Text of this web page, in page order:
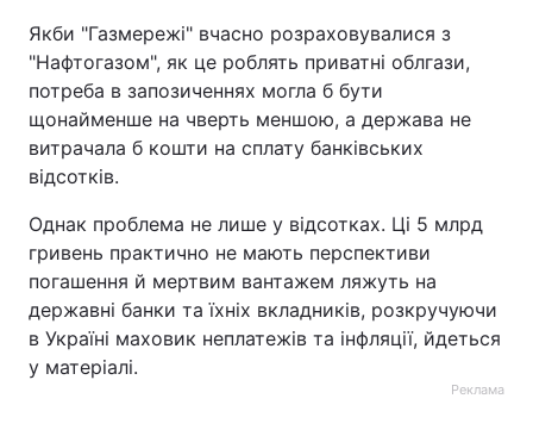
Якби "Газмережі" вчасно розраховувалися з
"Нафтогазом", як це роблять приватні облгази,
потреба в запозиченнях могла б бути
щонайменше на чверть меншою, а держава не
витрачала б кошти на сплату банківських
відсотків.
Однак проблема не лише у відсотках. Ці 5 млрд
гривень практично не мають перспективи
погашення й мертвим вантажем ляжуть на
державні банки та їхніх вкладників, розкручуючи
в Україні маховик неплатежів та інфляції, йдеться
у матеріалі.
Реклама